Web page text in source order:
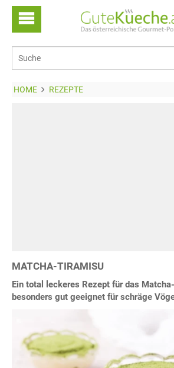
HOME REZEPTE
MATCHA-TIRAMISU
Ein total leckeres Rezept für das
besonders gut geeignet für schräge